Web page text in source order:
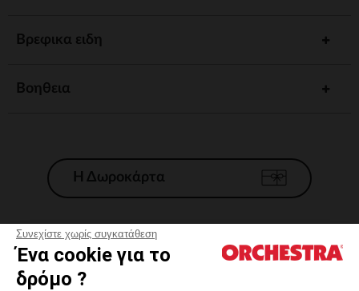
Συνεχίστε χωρίς συγκατάθεση
Ένα cookie για το
δρόμο ?
Βρεφικα ειδη
Βοηθεια
Η Δωροκάρτα
Γενικοί 'Οροι Πώλησης